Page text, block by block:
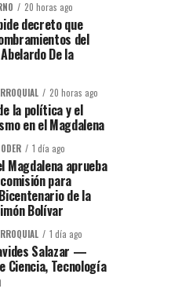
20 horas ago
decreto que
del
De la
20 horas ago
la política y el
en el Magdalena
1 día ago
Magdalena aprueba
para
de la
Bolívar
1 día ago
Salazar —
Ciencia, Tecnología